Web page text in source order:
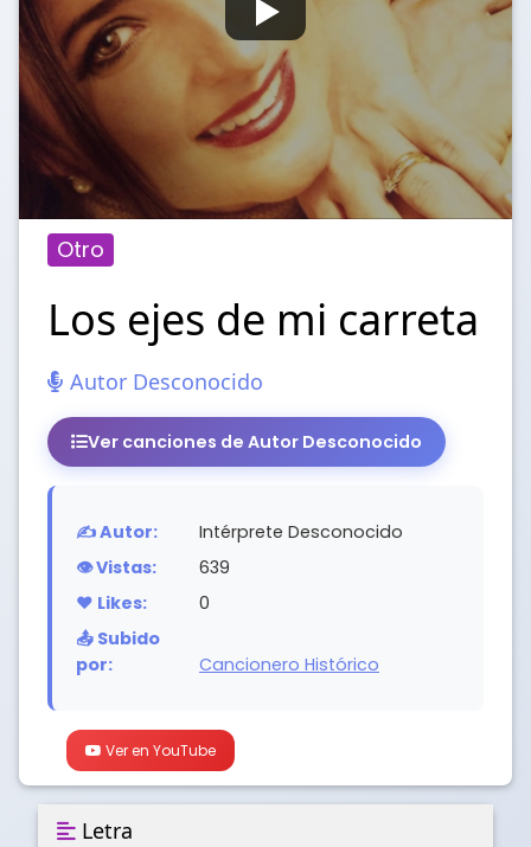
Otro
Los ejes de mi carreta
Autor Desconocido
Ver canciones de Autor Desconocido
✍️ Autor:
Intérprete Desconocido
👁️ Vistas:
639
❤️ Likes:
0
📤 Subido
por:
Cancionero Histórico
Ver en YouTube
Letra